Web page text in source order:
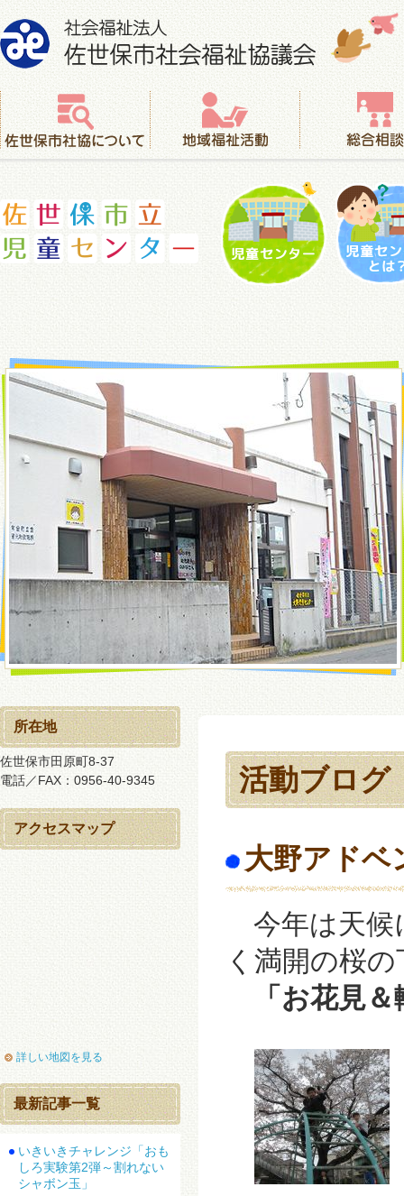
社会福祉法人 佐世保市社会福祉協議会
佐世保市社協について
地域福祉活動 総合相談
佐世保市立児童センター
活動ブログ
大野アドベ
今年は天候
く満開の桜
「お花見
所在地
佐世保市田原町8-37
電話／FAX：0956-40-9345
アクセスマップ
詳しい地図を見る
最新記事一覧
いきいきチャレンジ「おも
しろ実験第2弾～割れない
シャボン玉」